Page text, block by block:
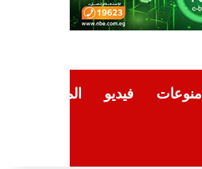
منوعات فيديو المقالات